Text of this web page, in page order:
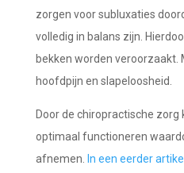
zorgen voor subluxaties
volledig in balans zijn.
bekken worden veroorzaakt.
hoofdpijn en slapeloosheid.
Door de chiropractische
optimaal functioneren
afnemen.
In een eerder